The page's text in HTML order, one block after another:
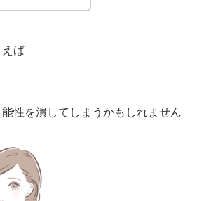
えば
性を潰してしまうかもしれません